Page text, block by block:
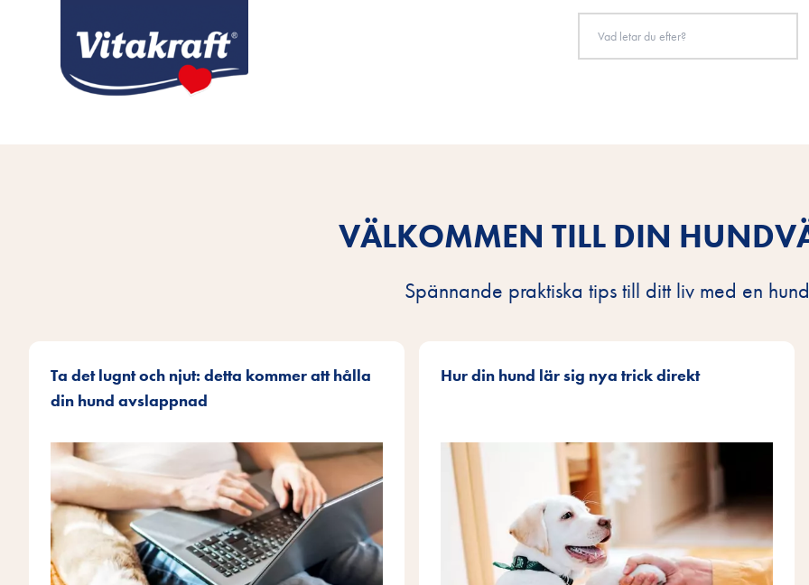
VÄLKOMMEN TILL DIN
Spännande praktiska tips till ditt liv med en hund
Ta det lugnt och njut: detta kommer att hålla
din hund avslappnad
Hur din hund lär sig nya trick direkt